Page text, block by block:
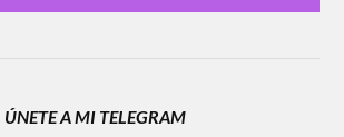
ÚNETE A MI TELEGRAM